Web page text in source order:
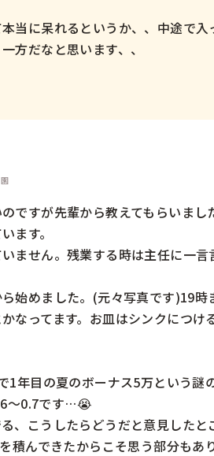
当に呆れるというか、、中途で
方だなと思います、、
ですが先輩から教えてもらいま
ます。
ません。残業する時は主任に一言
始めました。(元々写真です)19時
なってます。お皿はシンクにつ
1年目の夏のボーナス5万という
〜0.7です…😭
、こうしたらどうだと意見した
積んできたからこそ思う部分もあ